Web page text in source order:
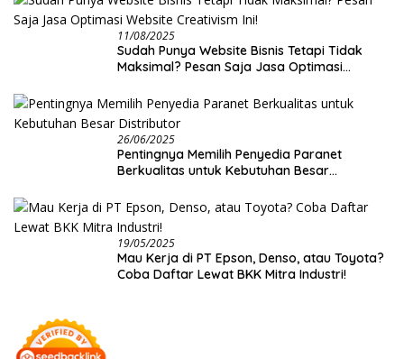
11/08/2025
Sudah Punya Website Bisnis Tetapi Tidak
Maksimal? Pesan Saja Jasa Optimasi
26/06/2025
Pentingnya Memilih Penyedia Paranet
Berkualitas untuk Kebutuhan Besar
19/05/2025
Mau Kerja di PT Epson, Denso, atau Toyota?
Coba Daftar Lewat BKK Mitra Industri!